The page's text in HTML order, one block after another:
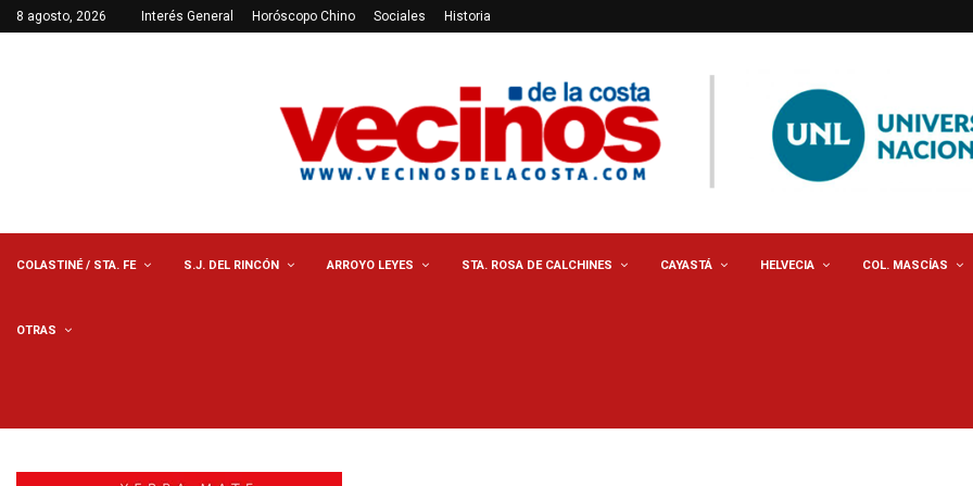
8 agosto, 2026 Interés General Horóscopo Chino Sociales Historia
COLASTINÉ / STA. FE S.J. DEL RINCÓN ARROYO LEYES STA. ROSA DE CALCHINES CAYASTÁ HELVECIA COL. MASCÍAS
OTRAS